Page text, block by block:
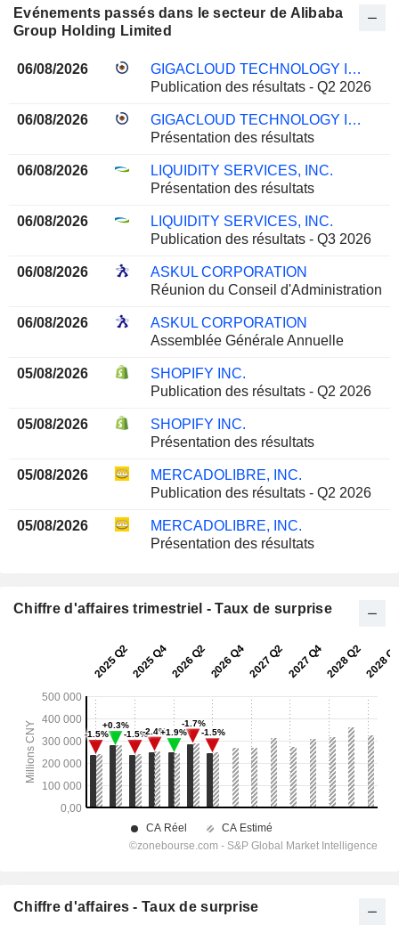
Evénements passés dans le secteur de Alibaba
Group Holding Limited
06/08/2026
GIGACLOUD TECHNOLOGY INC.
Publication des résultats - Q2 2026
06/08/2026
GIGACLOUD TECHNOLOGY INC.
Présentation des résultats
06/08/2026
LIQUIDITY SERVICES, INC.
Présentation des résultats
06/08/2026
LIQUIDITY SERVICES, INC.
Publication des résultats - Q3 2026
06/08/2026
ASKUL CORPORATION
Réunion du Conseil d'Administration
06/08/2026
ASKUL CORPORATION
Assemblée Générale Annuelle
05/08/2026
SHOPIFY INC.
Publication des résultats - Q2 2026
05/08/2026
SHOPIFY INC.
Présentation des résultats
05/08/2026
MERCADOLIBRE, INC.
Publication des résultats - Q2 2026
05/08/2026
MERCADOLIBRE, INC.
Présentation des résultats
Chiffre d'affaires trimestriel - Taux de surprise
Chiffre d'affaires - Taux de surprise